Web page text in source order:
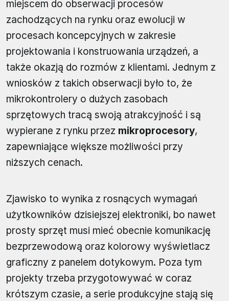
miejscem do obserwacji procesów
zachodzących na rynku oraz ewolucji w
procesach koncepcyjnych w zakresie
projektowania i konstruowania urządzeń, a
także okazją do rozmów z klientami. Jednym z
wniosków z takich obserwacji było to, że
mikrokontrolery o dużych zasobach
sprzętowych tracą swoją atrakcyjność i są
wypierane z rynku przez mikroprocesory,
zapewniające większe możliwości przy
niższych cenach.
Zjawisko to wynika z rosnących wymagań
użytkowników dzisiejszej elektroniki, bo nawet
prosty sprzęt musi mieć obecnie komunikację
bezprzewodową oraz kolorowy wyświetlacz
graficzny z panelem dotykowym. Poza tym
projekty trzeba przygotowywać w coraz
krótszym czasie, a serie produkcyjne stają się